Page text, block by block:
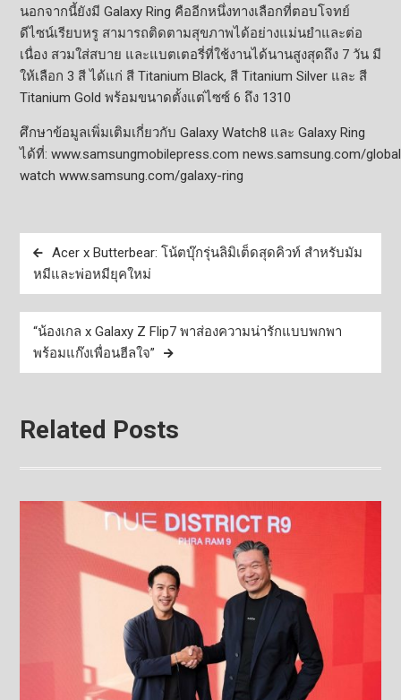
นอกจากนี้ยังมี Galaxy Ring คืออีกหนึ่งทางเลือกที่ตอบโจทย์
ดีไซน์เรียบหรู สามารถติดตามสุขภาพได้อย่างแม่นยำและต่อ
เนื่อง สวมใส่สบาย และแบตเตอรี่ที่ใช้งานได้นานสูงสุดถึง 7 วัน มี
ให้เลือก 3 สี ได้แก่ สี Titanium Black, สี Titanium Silver และ สี
Titanium Gold พร้อมขนาดตั้งแต่ไซซ์ 6 ถึง 1310
ศึกษาข้อมูลเพิ่มเติมเกี่ยวกับ Galaxy Watch8 และ Galaxy Ring
ได้ที่: www.samsungmobilepress.com news.samsung.com/
watch www.samsung.com/galaxy-ring
แนะแนว
เรื่อง
Acer x Butterbear: โน้ตบุ๊กรุ่นลิมิเต็ดสุดคิวท์ สำหรับมัม
หมีและพ่อหมียุคใหม่
“น้องเกล x Galaxy Z Flip7 พาส่องความน่ารักแบบพกพา
พร้อมแก๊งเพื่อนฮีลใจ”
Related Posts